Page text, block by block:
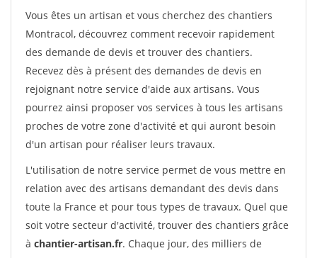
Vous êtes un artisan et vous cherchez des chantiers
Montracol, découvrez comment recevoir rapidement
des demande de devis et trouver des chantiers.
Recevez dès à présent des demandes de devis en
rejoignant notre service d'aide aux artisans. Vous
pourrez ainsi proposer vos services à tous les artisans
proches de votre zone d'activité et qui auront besoin
d'un artisan pour réaliser leurs travaux.
L'utilisation de notre service permet de vous mettre en
relation avec des artisans demandant des devis dans
toute la France et pour tous types de travaux. Quel que
soit votre secteur d'activité, trouver des chantiers grâce
à chantier-artisan.fr. Chaque jour, des milliers de